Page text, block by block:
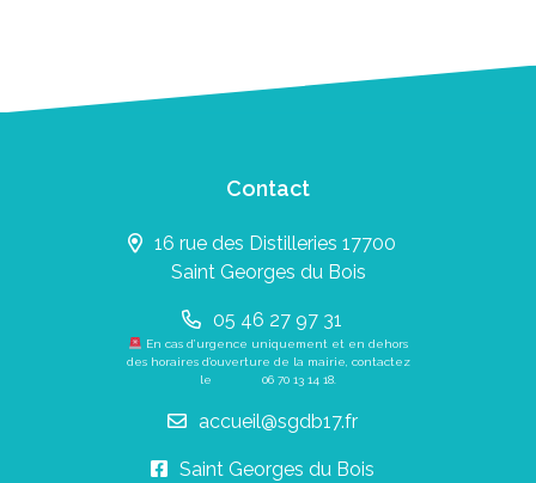
Contact
16 rue des Distilleries 17700
Saint Georges du Bois
05 46 27 97 31
En cas d’urgence uniquement et en dehors
des horaires d’ouverture de la mairie, contactez
le 06 70 13 14 18
accueil@sgdb17.fr
Saint Georges du Bois